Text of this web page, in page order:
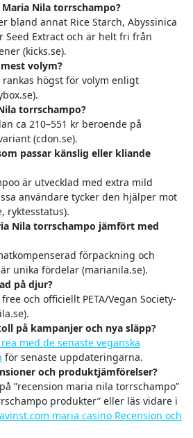
Nila torrschampo?
bland annat Rice Starch, Abyssinica
Seed Extract och är helt fri från
(kicks.se).
volym?
högst för volym enligt
torrschampo?
ca 210–551 kr beroende på
(cdon.se).
passar känslig eller kliande
är utvecklad med extra mild
användare tycker den hjälper mot
ryktesstatus).
Nila torrschampo jämfört med
förpackning och
unika fördelar (marianila.se).
på djur?
och officiellt PETA/Vegan Society-
på kampanjer och nya släpp?
med de senaste veganska
för senaste uppdateringarna.
och produktjämförelser?
”recension maria nila torrschampo”
produkter” eller läs vidare i
maria casino Recension och